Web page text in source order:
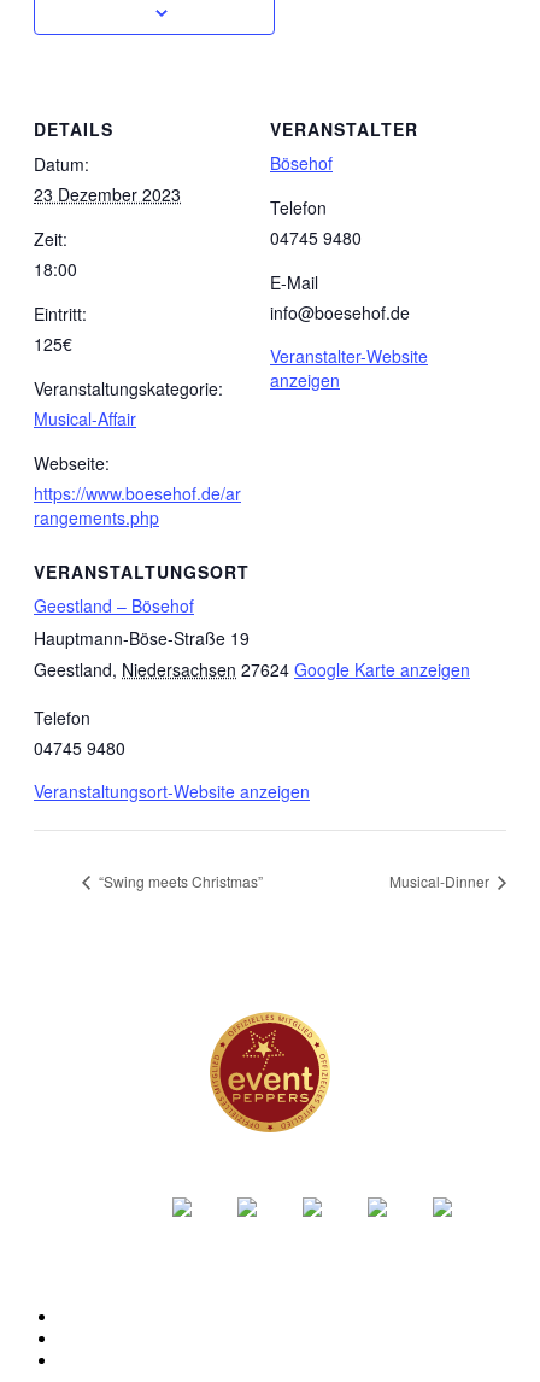
DETAILS
Datum:
23 Dezember 2023
Zeit:
18:00
Eintritt:
125€
Veranstaltungskategorie:
Musical-Affair
Webseite:
https://www.boesehof.de/ar
rangements.php
VERANSTALTUNGSORT
Geestland – Bösehof
Hauptmann-Böse-Straße 19
Geestland, Niedersachsen 27624 Google Karte anzeigen
Telefon
04745 9480
Veranstaltungsort-Website anzeigen
VERANSTALTER
Bösehof
Telefon
04745 9480
E-Mail
info@boesehof.de
Veranstalter-Website
anzeigen
“Swing meets Christmas” Musical-Dinner